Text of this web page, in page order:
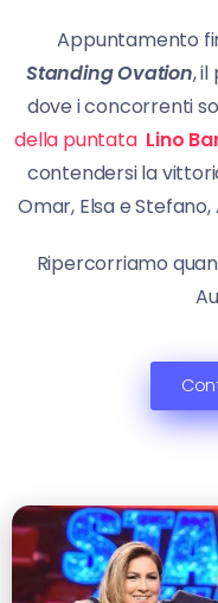
Appuntamento
Standing Ovation,
dove i concorrenti
della puntata Lino
contendersi la
Omar, Elsa e Stefano,
Ripercorriamo